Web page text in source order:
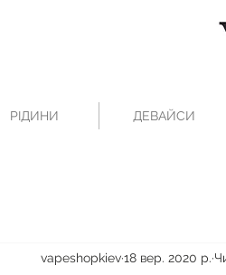
РІДИНИ ДЕВАЙСИ
vapeshopkiev18 вер. 2020 р.